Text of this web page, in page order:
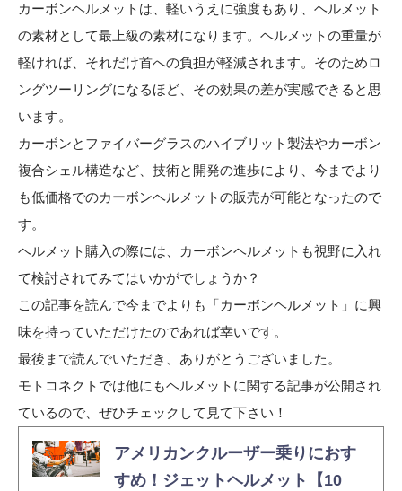
カーボンヘルメットは、軽いうえに強度もあり、ヘルメット
の素材として最上級の素材になります。ヘルメットの重量が
軽ければ、それだけ首への負担が軽減されます。そのためロ
ングツーリングになるほど、その効果の差が実感できると思
います。
カーボンとファイバーグラスのハイブリット製法やカーボン
複合シェル構造など、技術と開発の進歩により、今までより
も低価格でのカーボンヘルメットの販売が可能となったので
す。
ヘルメット購入の際には、カーボンヘルメットも視野に入れ
て検討されてみてはいかがでしょうか？
この記事を読んで今までよりも「カーボンヘルメット」に興
味を持っていただけたのであれば幸いです。
最後まで読んでいただき、ありがとうございました。
モトコネクトでは他にもヘルメットに関する記事が公開され
ているので、ぜひチェックして見て下さい！
アメリカンクルーザー乗りにおす
すめ！ジェットヘルメット【10